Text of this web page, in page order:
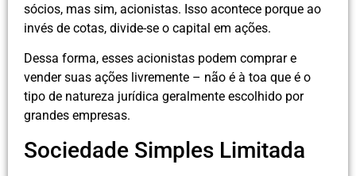
sócios, mas sim, acionistas. Isso acontece porque ao
invés de cotas, divide-se o capital em ações.
Dessa forma, esses acionistas podem comprar e
vender suas ações livremente – não é à toa que é o
tipo de natureza jurídica geralmente escolhido por
grandes empresas.
Sociedade Simples Limitada